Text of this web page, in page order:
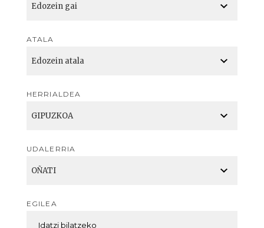
ATALA
HERRIALDEA
UDALERRIA
EGILEA